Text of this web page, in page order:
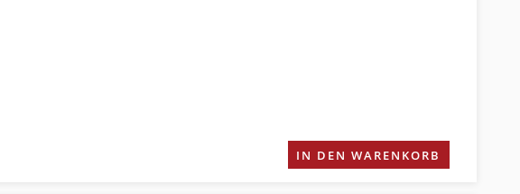
IN DEN WARENKORB